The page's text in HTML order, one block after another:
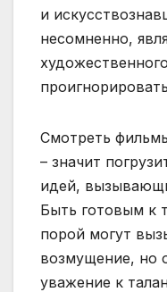
и
несомненно,
Смотреть
– значит
идей,
Быть готовым к
порой могут
возмущение, но
уважение к